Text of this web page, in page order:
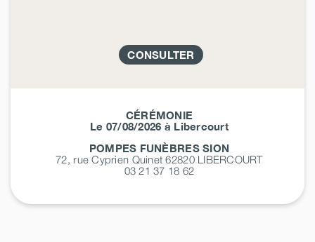
CONSULTER
CÉRÉMONIE
Le 07/08/2026 à Libercourt
POMPES FUNÈBRES SION
72, rue Cyprien Quinet 62820 LIBERCOURT
03 21 37 18 62